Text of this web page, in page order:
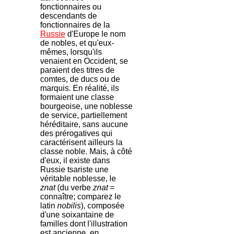
fonctionnaires ou
descendants de
fonctionnaires de la
Russie d'Europe le nom
de nobles, et qu'eux-
mêmes, lorsqu'ils
venaient en Occident, se
paraient des titres de
comtes, de ducs ou de
marquis. En réalité, ils
formaient une classe
bourgeoise, une noblesse
de service, partiellement
héréditaire, sans aucune
des prérogatives qui
caractérisent ailleurs la
classe noble. Mais, à côté
d'eux, il existe dans
Russie tsariste une
véritable noblesse, le
znat(du verbe znat=
connaître; comparez le
latin nobilis), composée
d'une soixantaine de
familles dont l'illustration